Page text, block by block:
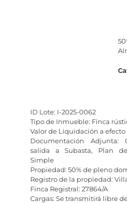
ID Lote: I-2025-0062
Tipo de Inmueble: Finca
Valor de Liquidación a efecto
Documentación Adjunta:
salida a Subasta, Plan
Simple
Propiedad: 50% de pleno
Registro de la propiedad:
Finca Registral: 27864/A
Cargas: Se transmitirá libre